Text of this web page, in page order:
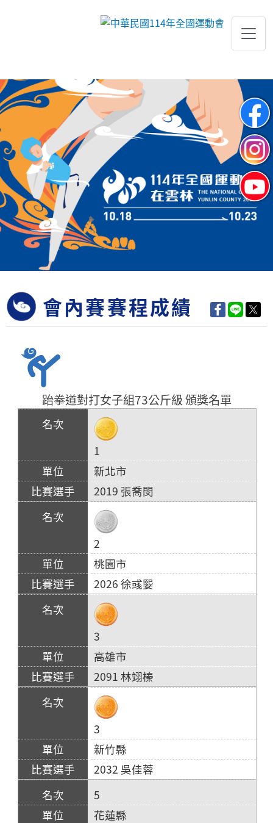
跳到主要內容
會內賽賽程成績
跆拳道對打女子組73公斤級 頒獎名單
1
新北市
2019 張喬閔
2
桃園市
2026 徐彧媐
3
高雄市
2091 林翊榛
3
新竹縣
2032 吳佳蓉
5
花蓮縣